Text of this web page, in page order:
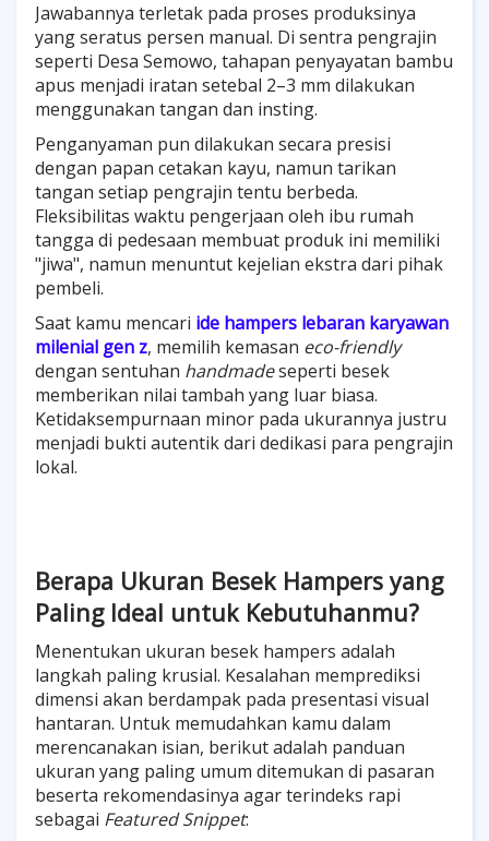
Jawabannya terletak pada proses produksinya
yang seratus persen manual. Di sentra pengrajin
seperti Desa Semowo, tahapan penyayatan bambu
apus menjadi iratan setebal 2–3 mm dilakukan
menggunakan tangan dan insting.
Penganyaman pun dilakukan secara presisi
dengan papan cetakan kayu, namun tarikan
tangan setiap pengrajin tentu berbeda.
Fleksibilitas waktu pengerjaan oleh ibu rumah
tangga di pedesaan membuat produk ini memiliki
"jiwa", namun menuntut kejelian ekstra dari pihak
pembeli.
Saat kamu mencari ide hampers lebaran karyawan
milenial gen z, memilih kemasan eco-friendly
dengan sentuhan handmadeseperti besek
memberikan nilai tambah yang luar biasa.
Ketidaksempurnaan minor pada ukurannya justru
menjadi bukti autentik dari dedikasi para pengrajin
lokal.
Berapa Ukuran Besek Hampers yang
Paling Ideal untuk Kebutuhanmu?
Menentukan ukuran besek hampers adalah
langkah paling krusial. Kesalahan memprediksi
dimensi akan berdampak pada presentasi visual
hantaran. Untuk memudahkan kamu dalam
merencanakan isian, berikut adalah panduan
ukuran yang paling umum ditemukan di pasaran
beserta rekomendasinya agar terindeks rapi
sebagai Featured Snippet: